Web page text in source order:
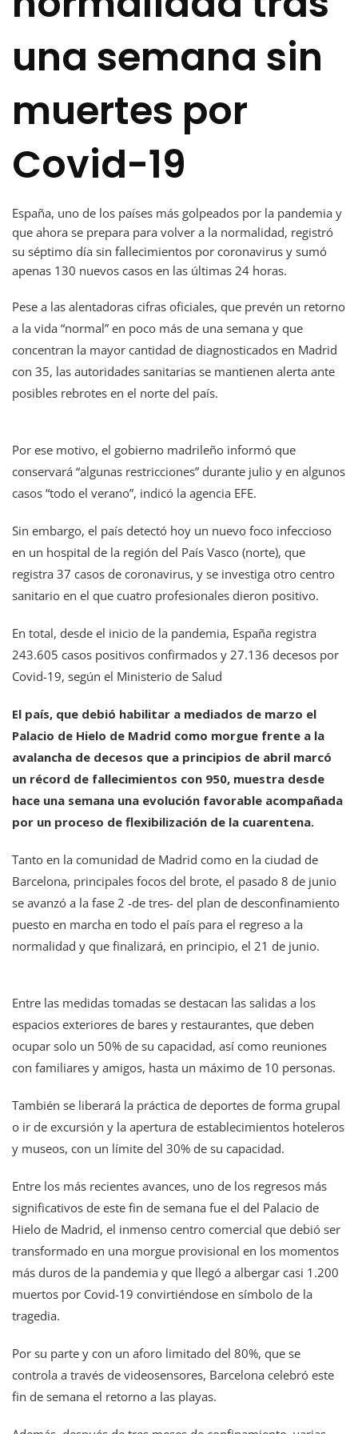
una semana sin
muertes por
Covid-19
España, uno de los países más golpeados por la pandemia y
que ahora se prepara para volver a la normalidad, registró
su séptimo día sin fallecimientos por coronavirus y sumó
apenas 130 nuevos casos en las últimas 24 horas.
Pese a las alentadoras cifras oficiales, que prevén un retorno
a la vida “normal” en poco más de una semana y que
concentran la mayor cantidad de diagnosticados en Madrid
con 35, las autoridades sanitarias se mantienen alerta ante
posibles rebrotes en el norte del país.
Por ese motivo, el gobierno madrileño informó que
conservará “algunas restricciones” durante julio y en algunos
casos “todo el verano”, indicó la agencia EFE.
Sin embargo, el país detectó hoy un nuevo foco infeccioso
en un hospital de la región del País Vasco (norte), que
registra 37 casos de coronavirus, y se investiga otro centro
sanitario en el que cuatro profesionales dieron positivo.
En total, desde el inicio de la pandemia, España registra
243.605 casos positivos confirmados y 27.136 decesos por
Covid-19, según el Ministerio de Salud
El país, que debió habilitar a mediados de marzo el
Palacio de Hielo de Madrid como morgue frente a la
avalancha de decesos que a principios de abril marcó
un récord de fallecimientos con 950, muestra desde
hace una semana una evolución favorable acompañada
por un proceso de flexibilización de la cuarentena.
Tanto en la comunidad de Madrid como en la ciudad de
Barcelona, principales focos del brote, el pasado 8 de junio
se avanzó a la fase 2 -de tres- del plan de desconfinamiento
puesto en marcha en todo el país para el regreso a la
normalidad y que finalizará, en principio, el 21 de junio.
Entre las medidas tomadas se destacan las salidas a los
espacios exteriores de bares y restaurantes, que deben
ocupar solo un 50% de su capacidad, así como reuniones
con familiares y amigos, hasta un máximo de 10 personas.
También se liberará la práctica de deportes de forma grupal
o ir de excursión y la apertura de establecimientos hoteleros
y museos, con un límite del 30% de su capacidad.
Entre los más recientes avances, uno de los regresos más
significativos de este fin de semana fue el del Palacio de
Hielo de Madrid, el inmenso centro comercial que debió ser
transformado en una morgue provisional en los momentos
más duros de la pandemia y que llegó a albergar casi 1.200
muertos por Covid-19 convirtiéndose en símbolo de la
tragedia.
Por su parte y con un aforo limitado del 80%, que se
controla a través de videosensores, Barcelona celebró este
fin de semana el retorno a las playas.